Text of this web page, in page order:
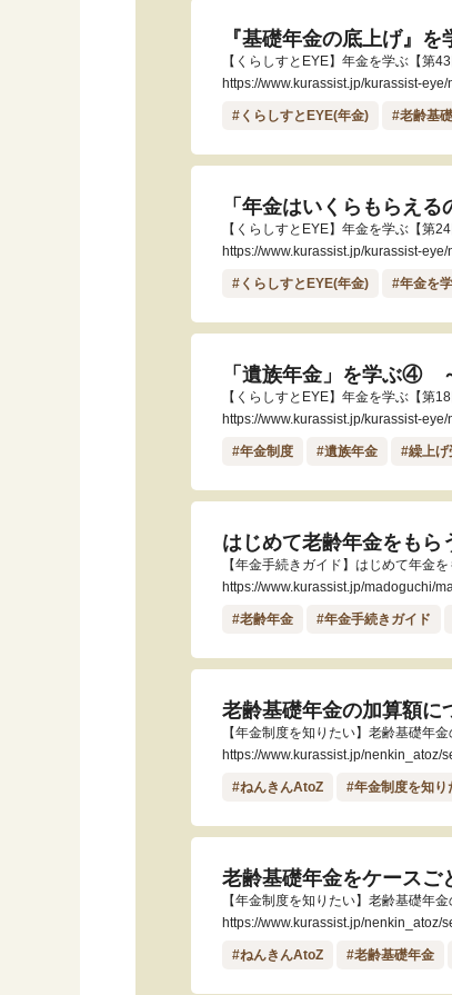
『基礎年金の底上げ』
【くらしすとEYE】年金を学ぶ【第43
https://www.kurassist.jp/kurassist-
#くらしすとEYE(年金) #老齢基
「年金はいくらもらえ
【くらしすとEYE】年金を学ぶ【第24
https://www.kurassist.jp/kurassist-
#くらしすとEYE(年金) #年金を
「遺族年金」を学ぶ④
【くらしすとEYE】年金を学ぶ【第18
https://www.kurassist.jp/kurassist-
#年金制度 #遺族年金 #繰上げ
はじめて老齢年金をもら
【年金手続きガイド】はじめて年金
https://www.kurassist.jp/madoguchi/
#老齢年金 #年金手続きガイド
老齢基礎年金の加算額に
【年金制度を知りたい】老齢基礎年
https://www.kurassist.jp/nenkin_atoz/
#ねんきんAtoZ #年金制度を知り
老齢基礎年金をケースご
【年金制度を知りたい】老齢基礎年
https://www.kurassist.jp/nenkin_atoz/
#ねんきんAtoZ #老齢基礎年金